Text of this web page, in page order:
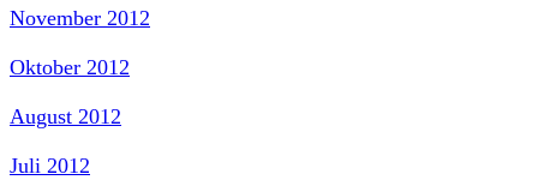
November 2012
Oktober 2012
August 2012
Juli 2012